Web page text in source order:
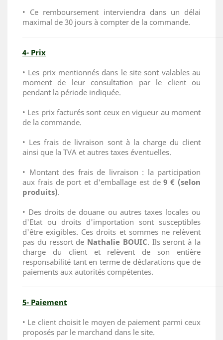
• Ce remboursement interviendra dans un délai
maximal de 30 jours à compter de la commande.
4- Prix
• Les prix mentionnés dans le site sont valables au
moment de leur consultation par le client ou
pendant la période indiquée.
• Les prix facturés sont ceux en vigueur au moment
de la commande.
• Les frais de livraison sont à la charge du client
ainsi que la TVA et autres taxes éventuelles.
• Montant des frais de livraison : la participation
aux frais de port et d'emballage est de9 € (selon
produits).
• Des droits de douane ou autres taxes locales ou
d'Etat ou droits d'importation sont susceptibles
d'être exigibles. Ces droits et sommes ne relèvent
pas du ressort de Nathalie BOUIC. Ils seront à la
charge du client et relèvent de son entière
responsabilité tant en terme de déclarations que de
paiements aux autorités compétentes.
5- Paiement
• Le client choisit le moyen de paiement parmi ceux
proposés par le marchand dans le site.